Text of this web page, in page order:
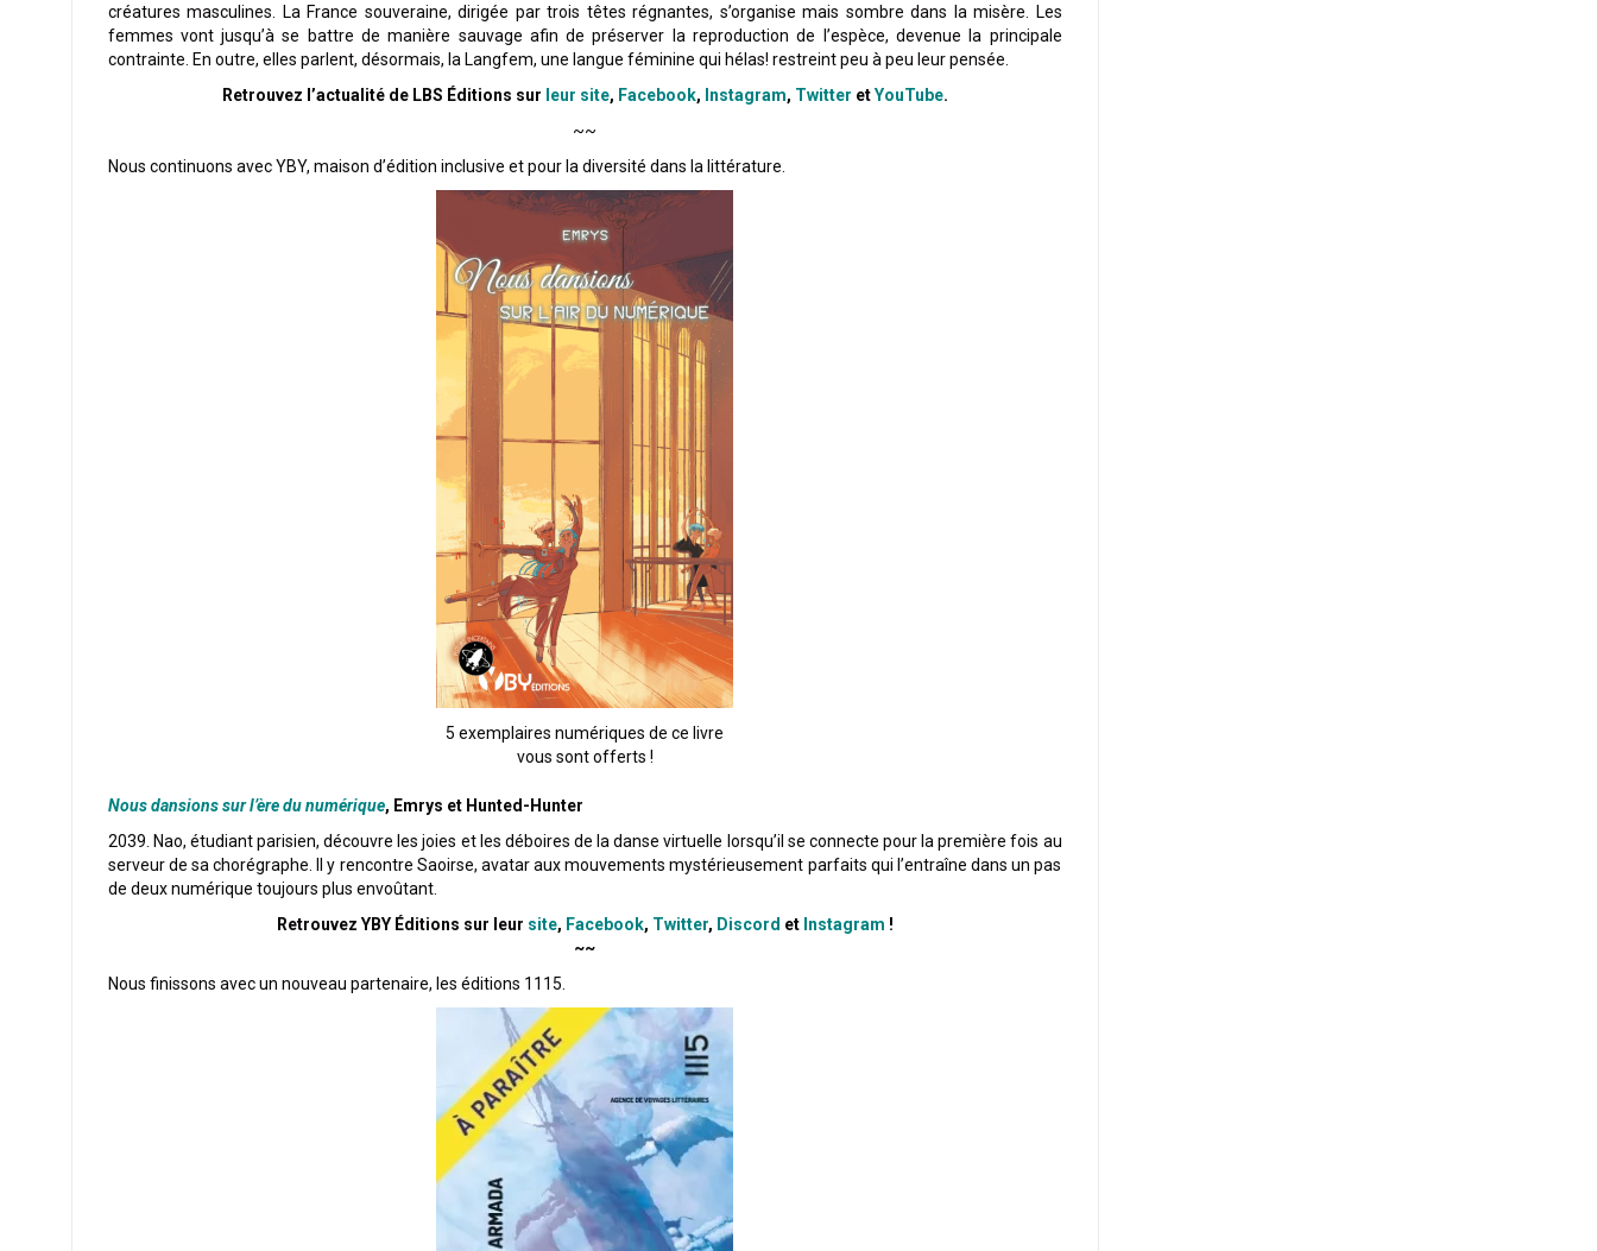
créatures masculines. La France souveraine, dirigée par trois têtes régnantes, s’organise mais sombre dans la misère. Les
femmes vont jusqu’à se battre de manière sauvage afin de préserver la reproduction de l’espèce, devenue la principale
contrainte. En outre, elles parlent, désormais, la Langfem, une langue féminine qui hélas! restreint peu à peu leur pensée.
Retrouvez l’actualité de LBS Éditions sur leur site, Facebook, Instagram, Twitter etYouTube.
~~
Nous continuons avec YBY, maison d’édition inclusive et pour la diversité dans la littérature.
5 exemplaires numériques de ce livre
vous sont offerts !
Nous dansions sur l’ère du numérique, Emrys et Hunted-Hunter
2039. Nao, étudiant parisien, découvre les joies et les déboires de la danse virtuelle lorsqu’il se connecte pour la première fois au
serveur de sa chorégraphe. Il y rencontre Saoirse, avatar aux mouvements mystérieusement parfaits qui l’entraîne dans un pas
de deux numérique toujours plus envoûtant.
Retrouvez YBY Éditions sur leur site, Facebook, Twitter, Discord et Instagram !
~~
Nous finissons avec un nouveau partenaire, les éditions 1115.